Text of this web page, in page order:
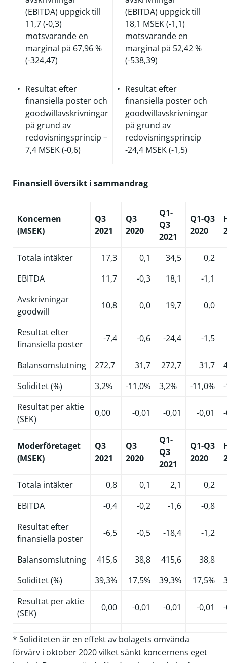
(EBITDA) uppgick till
11,7 (-0,3)
motsvarande en
marginal på 67,96 %
(-324,47)
Resultat efter
finansiella poster och
goodwillavskrivningar
på grund av
redovisningsprincip –
7,4 MSEK (-0,6)
(EBITDA) uppgick till
18,1 MSEK (-1,1)
motsvarande en
marginal på 52,42 %
(-538,39)
Resultat efter
finansiella poster och
goodwillavskrivningar
på grund av
redovisningsprincip
-24,4 MSEK (-1,5)
Finansiell översikt i sammandrag
Koncernen
(MSEK)
Q3
2021
Q3
2020
Q1-
Q3
2021
Q1-Q3
2020
Totala intäkter 17,3 0,1 34,5
0,2
EBITDA
11,7 -0,3 18,1
-1,1
Avskrivningar
goodwill
10,8 0,0 19,7 0,0
Resultat efter
finansiella poster
-7,4 -0,6 -24,4 -1,5
Balansomslutning 272,7 31,7 272,7 31,7
Soliditet (%)
3,2% -11,0% 3,2% -11,0%
Resultat per aktie
(SEK)
0,00 -0,01 -0,01 -0,01
Moderföretaget
(MSEK)
Q3
2021
Q3
2020
Q1-
Q3
2021
Q1-Q3
2020
Totala intäkter 0,8 0,1 2,1
0,2
EBITDA
-0,4 -0,2 -1,6
-0,8
Resultat efter
finansiella poster
-6,5 -0,5 -18,4 -1,2
Balansomslutning 415,6 38,8 415,6
38,8
Soliditet (%)
39,3% 17,5% 39,3% 17,5%
Resultat per aktie
(SEK)
0,00 -0,01 -0,01 -0,01
* Soliditeten är en effekt av bolagets omvända
förvärv i oktober 2020 vilket sänkt koncernens eget